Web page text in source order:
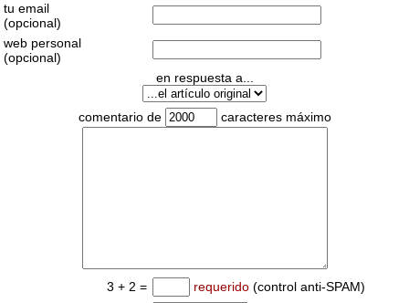
tu email
(opcional)
web personal
(opcional)
en respuesta a...
comentario de caracteres máximo
3 + 2 = requerido (control anti-SPAM)